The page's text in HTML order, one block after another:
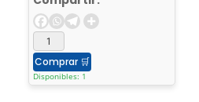
Comprar 🛒
Disponibles: 1